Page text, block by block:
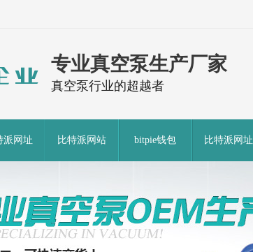
专业真空泵生产厂家
真空泵行业的超越者
派网址 比特派网站 bitpie钱包 比特派网址